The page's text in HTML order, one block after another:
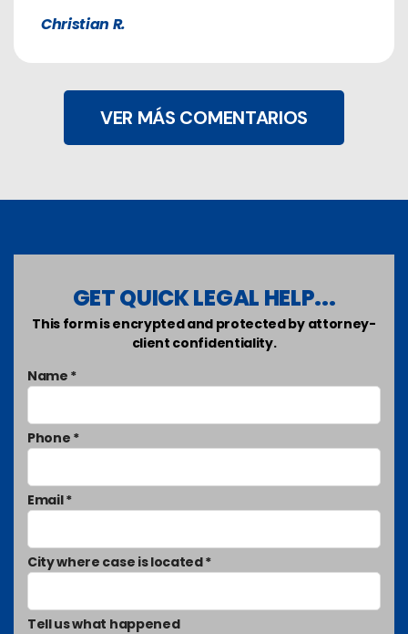
Christian R.
VER MÁS COMENTARIOS
GET QUICK LEGAL HELP...
This form is encrypted and protected by attorney-
client confidentiality.
Name *
Phone *
Email *
City where case is located *
Tell us what happened